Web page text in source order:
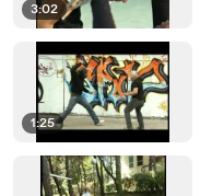
3:02
1:25